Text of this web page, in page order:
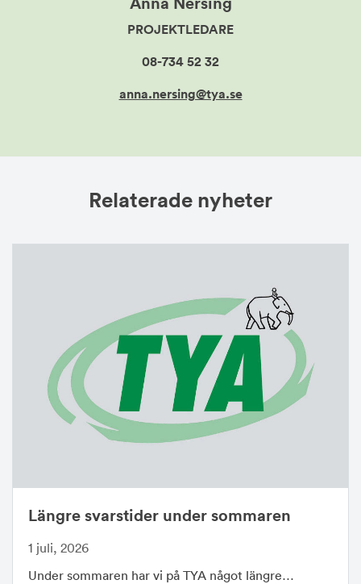
PROJEKTLEDARE
08-734 52 32
anna.nersing@tya.se
Relaterade nyheter
Längre svarstider under sommaren
1 juli, 2026
Under sommaren har vi på TYA något längre…